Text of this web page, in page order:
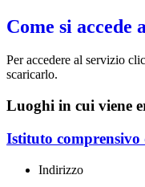
Come si accede
Per accedere al servizio
scaricarlo.
Luoghi in cui viene
Istituto comprensivo
Indirizzo